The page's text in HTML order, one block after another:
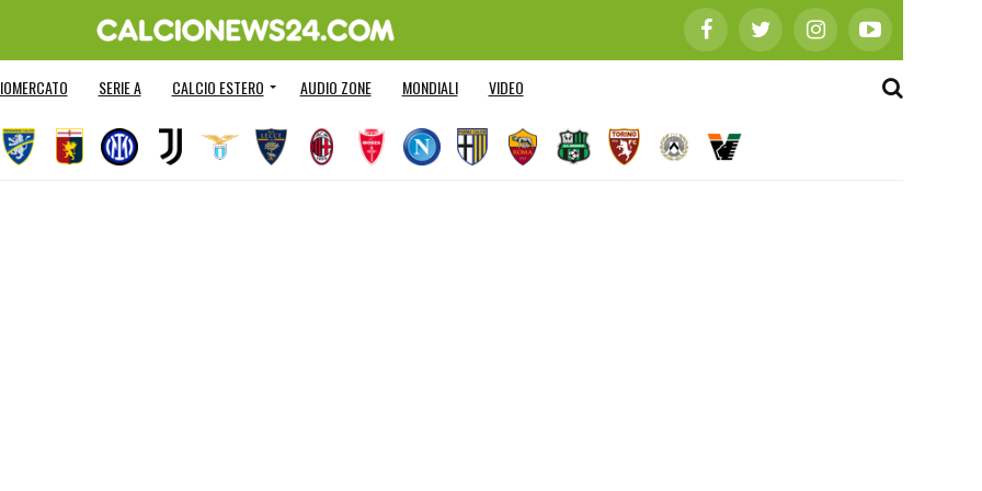
SERIE A CALCIO ESTERO AUDIO ZONE MONDIALI VIDEO